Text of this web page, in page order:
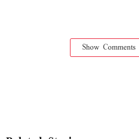
Show Comments